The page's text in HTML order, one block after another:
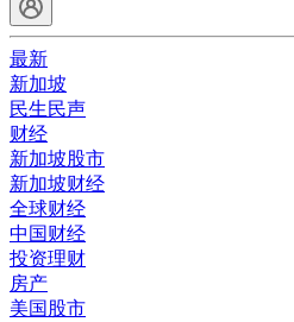
最新
新加坡
民生民声
财经
新加坡股市
新加坡财经
全球财经
中国财经
投资理财
房产
美国股市